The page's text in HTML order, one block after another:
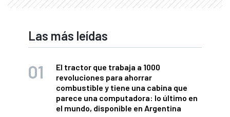
Las más leídas
El tractor que trabaja a 1000
revoluciones para ahorrar
combustible y tiene una cabina que
parece una computadora: lo último en
el mundo, disponible en Argentina